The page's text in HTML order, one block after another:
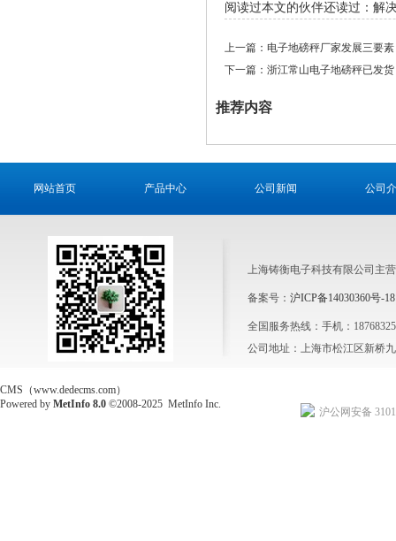
阅读过本文的伙伴还读过： 解
上一篇： 电子地磅秤厂家发展三要素
下一篇： 浙江常山电子地磅秤已发货
推荐内容
网站首页 产品中心 公司新闻 公司
上海铸衡电子科技有限公司主
备案号： 沪ICP备14030360号-18
全国服务热线：手机：
公司地址：上海市松江区新桥
CMS（www.dedecms.com）
Powered by MetInfo 8.0 ©2008-2025 MetInfo Inc.
沪公网安备